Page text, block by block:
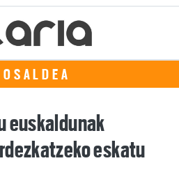
euskaldunak
eskatu